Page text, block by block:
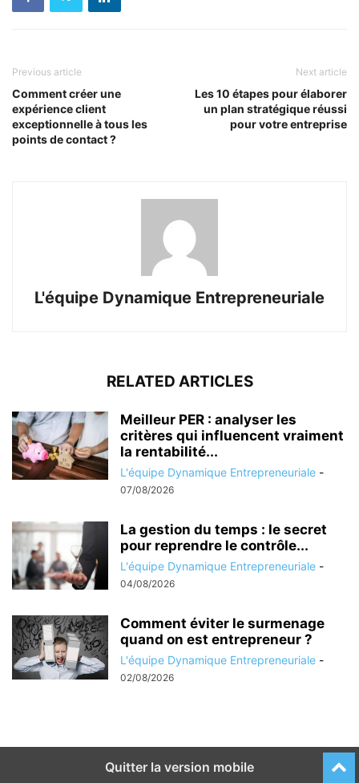
Previous article
Comment créer une
expérience client
exceptionnelle à tous les
points de contact ?
Next article
Les 10 étapes pour élaborer
un plan stratégique réussi
pour votre entreprise
L'équipe Dynamique Entrepreneuriale
RELATED ARTICLES
Meilleur PER : analyser les
critères qui influencent vraiment
la rentabilité...
L'équipe Dynamique Entrepreneuriale -
07/08/2026
La gestion du temps : le secret
pour reprendre le contrôle...
L'équipe Dynamique Entrepreneuriale -
04/08/2026
Comment éviter le surmenage
quand on est entrepreneur ?
L'équipe Dynamique Entrepreneuriale -
02/08/2026
Quitter la version mobile